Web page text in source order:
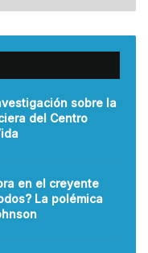
sobre la
del Centro
en el creyente
La polémica